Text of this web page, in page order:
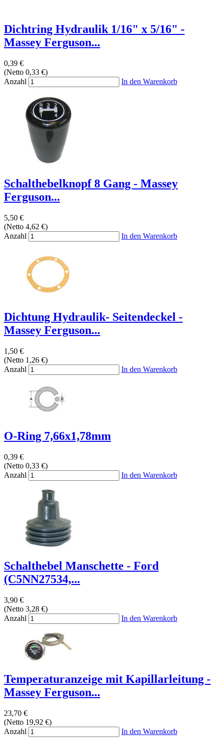
Dichtring Hydraulik 1/16" x 5/16" -
Massey Ferguson...
0,39 €
(Netto 0,33 €)
Anzahl
In den Warenkorb
Schalthebelknopf 8 Gang - Massey
Ferguson...
5,50 €
(Netto 4,62 €)
Anzahl
In den Warenkorb
Dichtung Hydraulik- Seitendeckel -
Massey Ferguson...
1,50 €
(Netto 1,26 €)
Anzahl
In den Warenkorb
O-Ring 7,66x1,78mm
0,39 €
(Netto 0,33 €)
Anzahl
In den Warenkorb
Schalthebel Manschette - Ford
(C5NN27534,...
3,90 €
(Netto 3,28 €)
Anzahl
In den Warenkorb
Temperaturanzeige mit Kapillarleitung -
Massey Ferguson...
23,70 €
(Netto 19,92 €)
Anzahl
In den Warenkorb